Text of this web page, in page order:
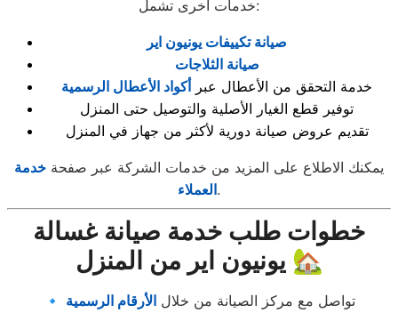
خدمات أخرى تشمل:
صيانة تكييفات يونيون اير
صيانة الثلاجات
خدمة التحقق من الأعطال عبر أكواد الأعطال الرسمية
توفير قطع الغيار الأصلية والتوصيل حتى المنزل
تقديم عروض صيانة دورية لأكثر من جهاز في المنزل
يمكنك الاطلاع على المزيد من خدمات الشركة عبر صفحة خدمة
العملاء.
خطوات طلب خدمة صيانة غسالة
يونيون اير من المنزل 🏡
🔹 تواصل مع مركز الصيانة من خلالالأرقام الرسمية